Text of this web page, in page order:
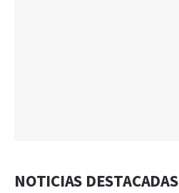
NOTICIAS DESTACADAS